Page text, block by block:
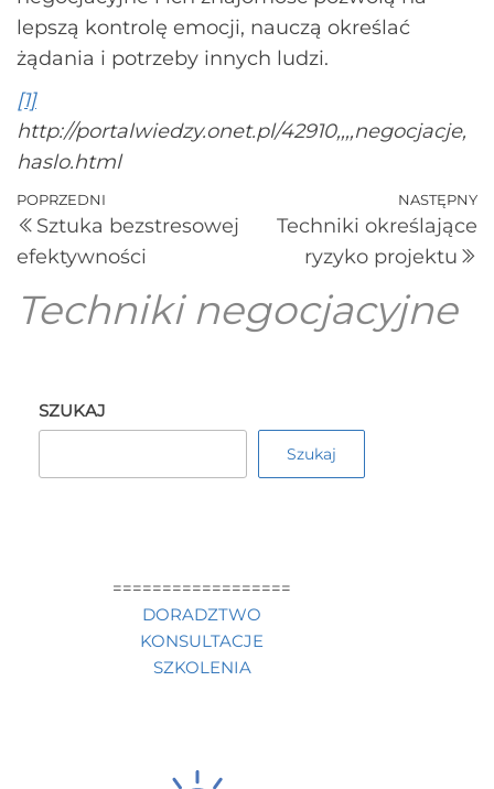
lepszą kontrolę emocji, nauczą określać
żądania i potrzeby innych ludzi.
[1]
http://portalwiedzy.onet.pl/42910,,,,negocjacje,
haslo.html
POPRZEDNI
Sztuka bezstresowej
efektywności
NASTĘPNY
Techniki określające
ryzyko projektu
Techniki negocjacyjne
SZUKAJ
Szukaj
==================
DORADZTWO
KONSULTACJE
SZKOLENIA